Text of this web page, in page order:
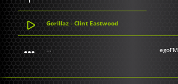
Gorillaz - Clint Eastwood
... egoFM